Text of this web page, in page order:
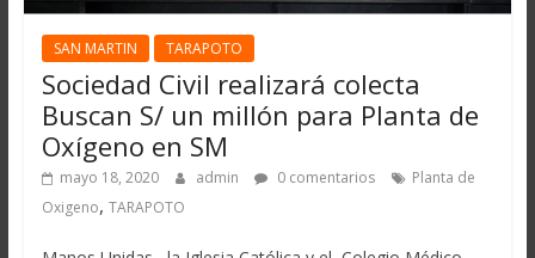
SAN MARTIN TARAPOTO
Sociedad Civil realizará colecta
Buscan S/ un millón para Planta de
Oxígeno en SM
mayo 18, 2020 admin 0 comentarios
Planta de
Oxigeno, TARAPOTO